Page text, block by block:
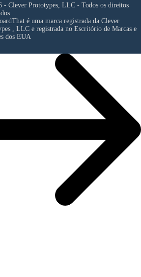
- Clever Prototypes, LLC - Todos os direitos
é uma marca registrada da Clever
, LLCe registrada no Escritório de Marcas e
dos EUA